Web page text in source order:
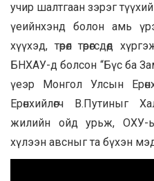
учир шалтгаан зэрэг
үеийнхэнд болон амь
хүүхэд, төрөл төрөгсдөд
БНХАУ-д болсон “Бүс ба
үеэр Монгол Улсын
Ерөнхийлөгч В.Путиныг
жилийн ойд урьж, ОХУ-
хүлээн авсныг та бүхэн